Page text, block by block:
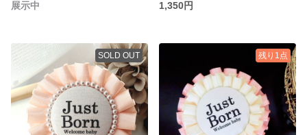
展示中 1,350円
SOLD OUT 残り1点